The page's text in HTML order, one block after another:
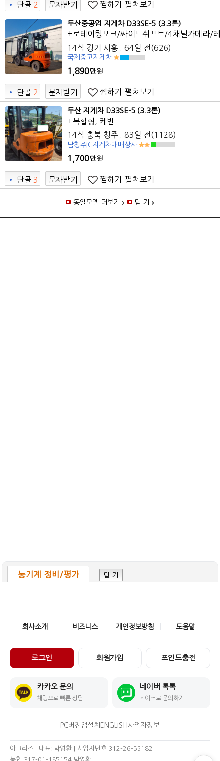
• 단골 2 문자받기 찜하기 펼쳐보기
두산중공업 지게차 D33SE-5 (3.3톤)
+로테이팅포크/싸이드쉬프트/4채널카메라/
14식 경기 시흥 . 64일 전(626)
국제중고지게차
1,890만원
• 단골 2 문자받기 찜하기 펼쳐보기
두산 지게차 D33SE-5 (3.3톤)
+복합형, 케빈
14식 충북 청주 . 83일 전(1128)
남청주IC지게차매매상사
1,700만원
• 단골 3 문자받기 찜하기 펼쳐보기
동일모델 더보기 닫 기
농기계 정비/평가 닫 기
회사소개 비즈니스 개인정보방침 도움말
로그인 회원가입 포인트충전
카카오 문의
채팅으로 빠른 상담
네이버 톡톡
네이버로 문의하기
PC버전 앱설치 ENGLISH사업자정보
아그리즈 | 대표: 박영환 | 사업자번호 312-26-56182
농협 317-01-185154 박영환